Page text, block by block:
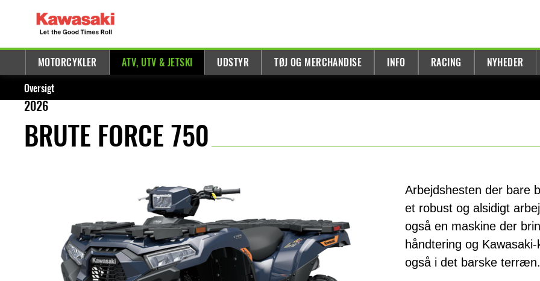
MOTORCYKLER ATV, UTV & JETSKI UDSTYR TØJ OG MERCHANDISE INFO RACING NYHEDER
Oversigt
2026
BRUTE FORCE 750
Arbejdshesten der bare
et robust og alsidigt
også en maskine der
håndtering og
også i det barske terræn.